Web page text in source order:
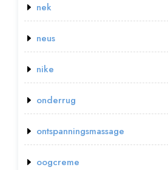
nek
neus
nike
onderrug
ontspanningsmassage
oogcreme